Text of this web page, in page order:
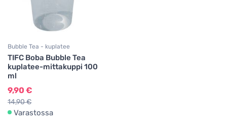
Bubble Tea - kuplatee
TIFC Boba Bubble Tea
kuplatee-mittakuppi 100
ml
9,90 €
14,90 €
Varastossa